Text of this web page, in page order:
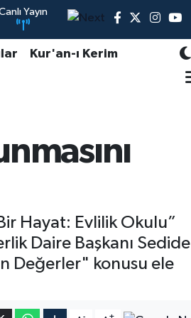
Yayın
Kur'an-ı Kerim
Hayat: Evlilik Okulu”
Daire Başkanı Sedide
Değerler" konusu ele